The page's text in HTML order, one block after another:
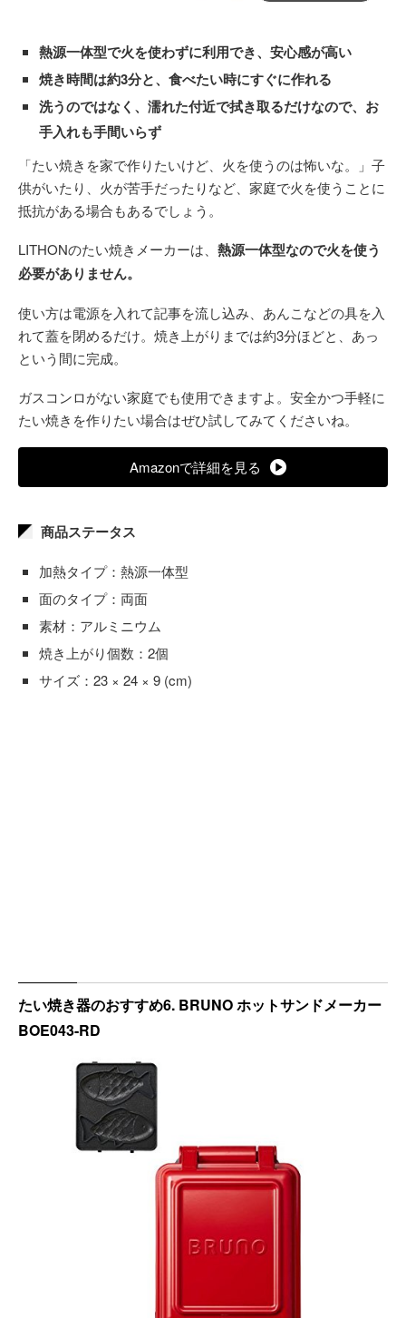
熱源一体型で火を使わずに利用でき、安心感が高い
焼き時間は約3分と、食べたい時にすぐに作れる
洗うのではなく、濡れた付近で拭き取るだけなので、お
手入れも手間いらず
「たい焼きを家で作りたいけど、火を使うのは怖いな。」子
供がいたり、火が苦手だったりなど、家庭で火を使うことに
抵抗がある場合もあるでしょう。
LITHONのたい焼きメーカーは、 熱源一体型なので火を使う
必要がありません。
使い方は電源を入れて記事を流し込み、あんこなどの具を入
れて蓋を閉めるだけ。焼き上がりまでは約3分ほどと、あっ
という間に完成。
ガスコンロがない家庭でも使用できますよ。安全かつ手軽に
たい焼きを作りたい場合はぜひ試してみてくださいね。
Amazonで詳細を見る
商品ステータス
加熱タイプ：熱源一体型
面のタイプ：両面
素材：アルミニウム
焼き上がり個数：2個
サイズ：23 × 24 × 9 (cm)
たい焼き器のおすすめ6. BRUNO ホットサンドメーカー
BOE043-RD